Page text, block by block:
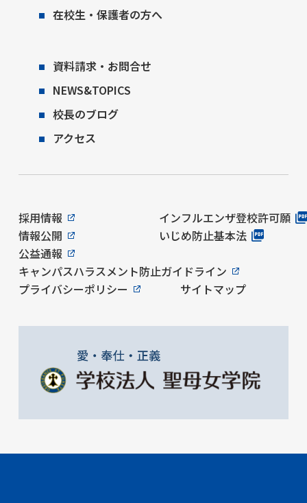
在校生・保護者の方へ
資料請求・お問合せ
NEWS&TOPICS
校長のブログ
アクセス
採用情報
インフルエンザ登校許可願
情報公開
いじめ防止基本法
公益通報
キャンパスハラスメント防止ガイドライン
プライバシーポリシー
サイトマップ